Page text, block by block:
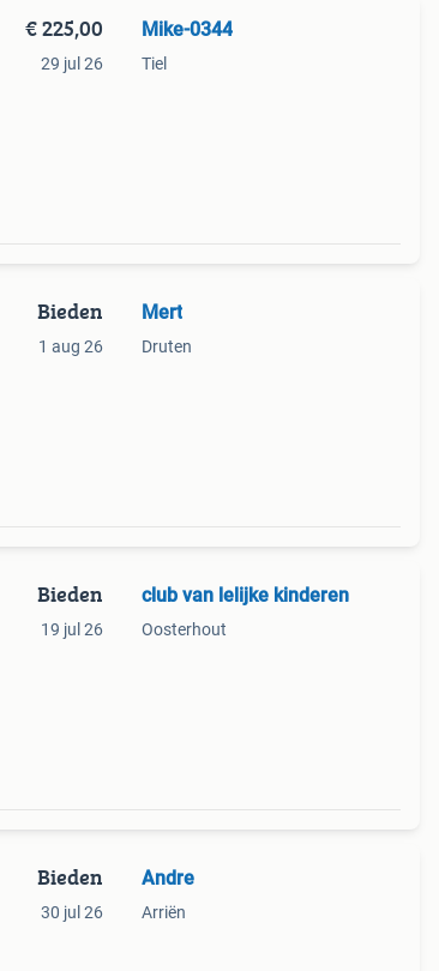
€ 225,00
29 jul 26
Mike-0344
Tiel
Bieden
1 aug 26
Mert
Druten
Bieden
19 jul 26
club van lelijke kinderen
Oosterhout
Bieden
30 jul 26
Andre
Arriën